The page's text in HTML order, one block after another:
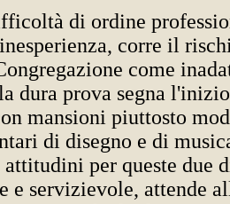
di ordine
corre il
come
dura prova segna
mansioni piuttosto
di disegno e di
per queste due
e servizievole, attende